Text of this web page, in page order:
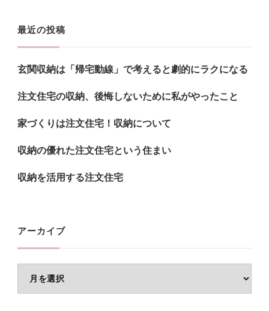
探
で
す
?
最近の投稿
玄関収納は「帰宅動線」で考えると劇的にラクになる
注文住宅の収納、後悔しないために私がやったこと
家づくりは注文住宅！収納について
収納の優れた注文住宅という住まい
収納を活用する注文住宅
アーカイブ
ー